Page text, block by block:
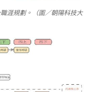
涯規劃。（圖／朝陽科技大